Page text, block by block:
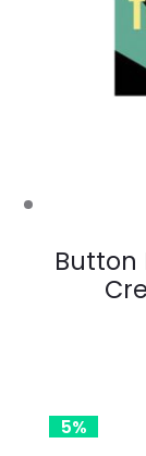
Button
5%